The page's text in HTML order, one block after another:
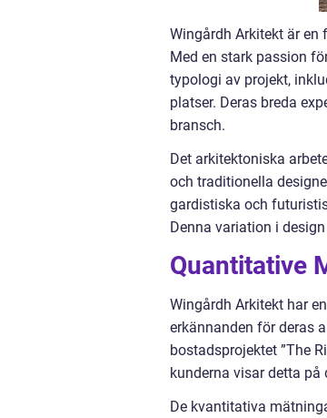
Wingårdh Arkitekt är en
Med en stark passion
typologi av projekt,
platser. Deras breda
bransch.
Det arkitektoniska
och traditionella
gardistiska och
Denna variation i
Quantitative
Wingårdh Arkitekt har
erkännanden för deras
bostadsprojektet ”The
kunderna visar detta
De kvantitativa